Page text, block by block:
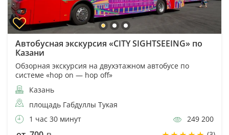
Автобусная экскурсия «CITY SIGHTSEEING» по
Казани
Обзорная экскурсия на двухэтажном автобусе по
системе «hop on — hop off»
Казань
площадь Габдуллы Тукая
1 час 30 минут
249 200